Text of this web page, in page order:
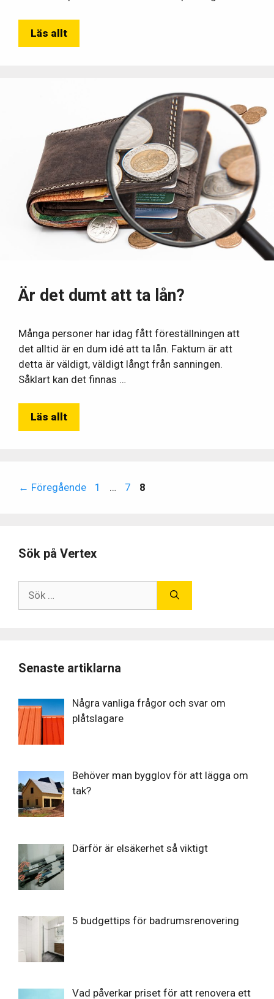
Läs allt
Är det dumt att ta lån?
Många personer har idag fått föreställningen att
det alltid är en dum idé att ta lån. Faktum är att
detta är väldigt, väldigt långt från sanningen.
Såklart kan det finnas …
Läs allt
← Föregående 1 … 7 8
Sök på Vertex
Senaste artiklarna
Några vanliga frågor och svar om
plåtslagare
Behöver man bygglov för att lägga om
tak?
Därför är elsäkerhet så viktigt
5 budgettips för badrumsrenovering
Vad påverkar priset för att renovera ett